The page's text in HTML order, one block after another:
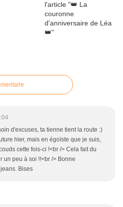
d'excuses, ta tienne tient la route :)
hier, mais en égoïste que je suis,
cette fois-ci !<br /> Cela fait du
un peu à soi !!<br /> Bonne
Bises